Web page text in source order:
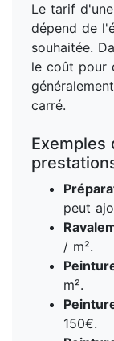
Le tarif
dépend de
souhaitée.
le coût pour
carré.
Exemples
peut
/ m².
m².
150€.